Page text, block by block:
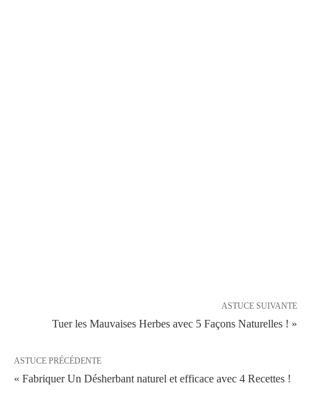
ASTUCE SUIVANTE
Tuer les Mauvaises Herbes avec 5 Façons Naturelles ! »
ASTUCE PRÉCÉDENTE
« Fabriquer Un Désherbant naturel et efficace avec 4 Recettes !